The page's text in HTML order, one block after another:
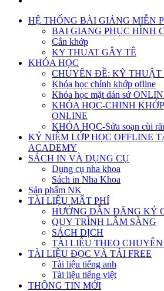
HỆ THỐNG BÀI GIẢNG MIỄN
BAI GIANG PHỤC HÌNH
Cắn khớp
KY THUAT GÂY TÊ
KHÓA HỌC
CHUYÊN ĐỀ: KỸ THUẬT
Khóa học chỉnh khớp ofline
Khóa học mặt dán sứ
KHÓA HỌC-CHINH
ONLINE
KHÓA HỌC-Sửa soạn cùi
KỶ NIỆM LỚP HỌC OFFLINE
ACADEMY
SÁCH IN VÀ DỤNG CỤ
Dụng cụ nha khoa
Sách in Nha Khoa
Sản phẩm NK
TÀI LIỆU MẤT PHÍ
HƯỚNG DẪN ĐĂNG KÝ
QUY TRÌNH LÂM SÀNG
SÁCH DỊCH
TÀI LIỆU THEO
TÀI LIỆU ĐỌC VÀ TẢI FREE
Tài liệu tiếng anh
Tài liệu tiếng việt
THÔNG TIN MỚI